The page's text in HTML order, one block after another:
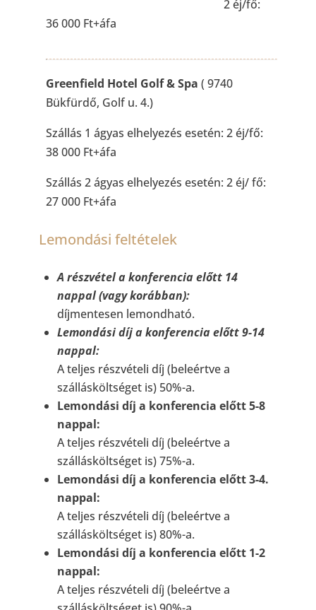
2 éj/fő:
36 000 Ft+áfa
Greenfield Hotel Golf & Spa ( 9740
Bükfürdő, Golf u. 4.)
Szállás 1 ágyas elhelyezés esetén: 2 éj/fő:
38 000 Ft+áfa
Szállás 2 ágyas elhelyezés esetén: 2 éj/ fő:
27 000 Ft+áfa
Lemondási feltételek
A részvétel a konferencia előtt 14
nappal (vagy korábban):
díjmentesen lemondható.
Lemondási díj a konferencia előtt 9-14
nappal:
A teljes részvételi díj (beleértve a
szállásköltséget is) 50%-a.
Lemondási díj a konferencia előtt 5-8
nappal:
A teljes részvételi díj (beleértve a
szállásköltséget is) 75%-a.
Lemondási díj a konferencia előtt 3-4.
nappal:
A teljes részvételi díj (beleértve a
szállásköltséget is) 80%-a.
Lemondási díj a konferencia előtt 1-2
nappal:
A teljes részvételi díj (beleértve a